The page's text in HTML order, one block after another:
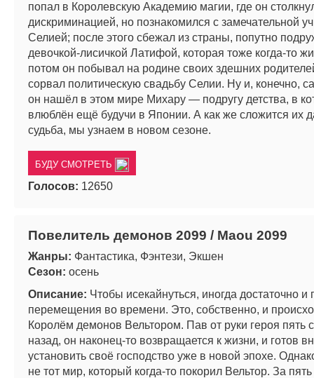
попал в Королевскую Академию магии, где он
дискриминацией, но познакомился с замечательной
Селией; после этого сбежал из страны, попутно
девочкой-лисичкой Латифой, которая тоже когда-то
потом он побывал на родине своих здешних
сорвал политическую свадьбу Селии. Ну и, конечно,
он нашёл в этом мире Михару — подругу детства, в
влюблён ещё будучи в Японии. А как же сложится их
судьба, мы узнаем в новом сезоне.
БУДУ СМОТРЕТЬ
Голосов: 12650
Повелитель демонов 2099 / Maou 2099
Жанры: Фантастика, Фэнтези, Экшен
Сезон: осень
Описание: Чтобы исекайнуться, иногда достаточно и
перемещения во времени. Это, собственно, и
Королём демонов Вельтором. Пав от руки героя пять
назад, он наконец-то возвращается к жизни, и готов
установить своё господство уже в новой эпохе.
не тот мир, который когда-то покорил Вельтор. За пять